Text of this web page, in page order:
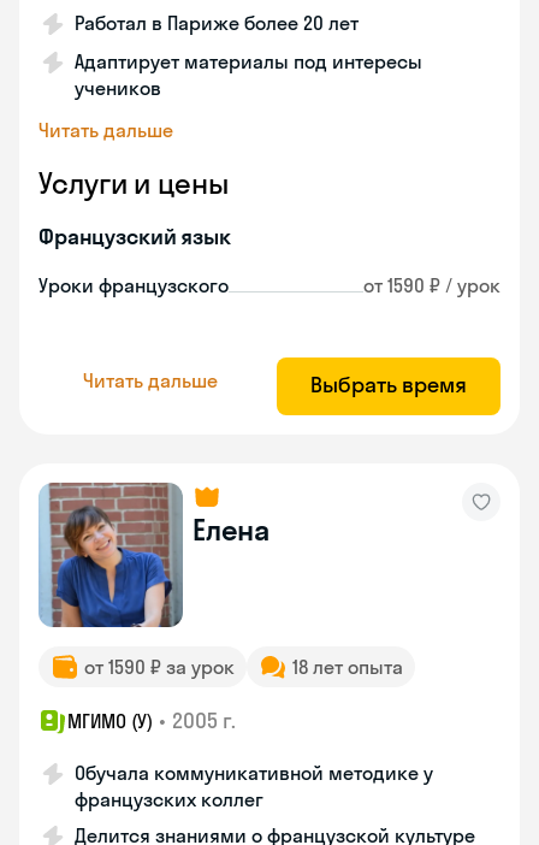
Работал в Париже более 20 лет
Адаптирует материалы под интересы
учеников
Читать дальше
Услуги и цены
Французский язык
Уроки французского от 1590 ₽ / урок
Читать дальше Выбрать время
Елена
от 1590 ₽ за урок 18 лет опыта
МГИМО (У) • 2005 г.
Обучала коммуникативной методике у
французских коллег
Делится знаниями о французской культуре